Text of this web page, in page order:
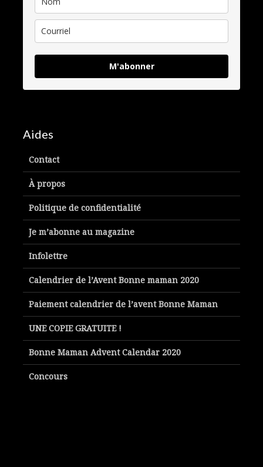
M'abonner
Aides
Contact
À propos
Politique de confidentialité
Je m’abonne au magazine
Infolettre
Calendrier de l’Avent Bonne maman 2020
Paiement calendrier de l’avent Bonne Maman
UNE COPIE GRATUITE !
Bonne Maman Advent Calendar 2020
Concours